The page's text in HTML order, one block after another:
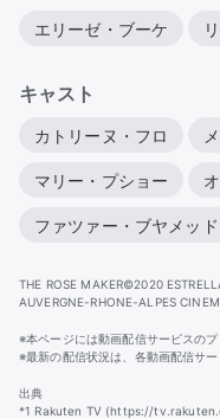
エリーゼ・ブーケ
キャスト
カトリーヌ・フロ
マリー・プショー
ファツァー・ブヤメッド
THE ROSE MAKER©2020
AUVERGNE-RHONE-ALPES
※本ページには動画配信サービスの
※最新の配信状況は、各動画配信サ
出典
*1 Rakuten TV (https://